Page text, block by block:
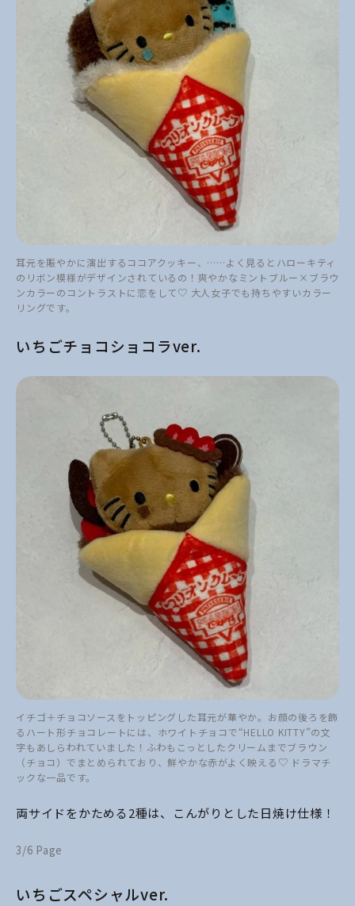
耳元を賑やかに演出するココアクッキー、……よく見るとハローキティ
のリボン模様がデザインされているの！爽やかなミントブルー×ブラウ
ンカラーのコントラストに恋をして♡ 大人女子でも持ちやすいカラー
リングです。
いちごチョコショコラver.
イチゴ＋チョコソースをトッピングした耳元が華やか。お顔の後ろを飾
るハート形チョコレートには、ホワイトチョコで“HELLO KITTY”の文
字もあしらわれていました！ふわもこっとしたクリームまでブラウン
（チョコ）でまとめられており、鮮やかな赤がよく映える♡ ドラマチ
ックな一品です。
両サイドをかためる2種は、こんがりとした日焼け仕様！
3/6 Page
いちごスペシャルver.